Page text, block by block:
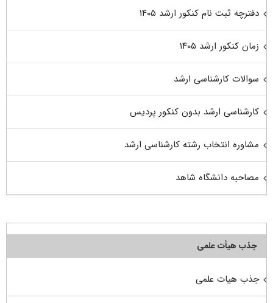
دفترچه ثبت نام کنکور ارشد ۱۴۰۵
زمان کنکور ارشد ۱۴۰۵
سوالات کارشناسی ارشد
کارشناسی ارشد بدون کنکور پردیس
مشاوره انتخاب رشته کارشناسی ارشد
مصاحبه دانشگاه شاهد
جذب هیأت علمی
جذب هیات علمی